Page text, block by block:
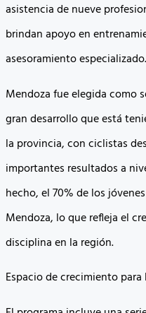
asistencia de nueve
brindan apoyo en
asesoramiento especializado.
Mendoza fue elegida como
gran desarrollo que está
la provincia, con ciclistas
importantes resultados a
hecho, el 70% de los
Mendoza, lo que refleja el
disciplina en la región.
Espacio de crecimiento